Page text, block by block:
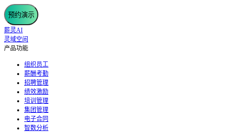
预约演示
薪灵AI
灵域空间
产品功能
组织员工
薪酬考勤
招聘管理
绩效激励
培训管理
集团管理
电子合同
智数分析